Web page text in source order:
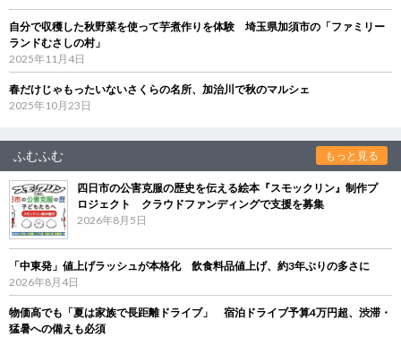
自分で収穫した秋野菜を使って芋煮作りを体験 埼玉県加須市の「ファミリー
ランドむさしの村」
2025年11月4日
春だけじゃもったいないさくらの名所、加治川で秋のマルシェ
2025年10月23日
ふむふむ もっと見る
四日市の公害克服の歴史を伝える絵本『スモックリン』制作プ
ロジェクト クラウドファンディングで支援を募集
2026年8月5日
「中東発」値上げラッシュが本格化 飲食料品値上げ、約3年ぶりの多さに
2026年8月4日
物価高でも「夏は家族で長距離ドライブ」 宿泊ドライブ予算4万円超、渋滞・
猛暑への備えも必須